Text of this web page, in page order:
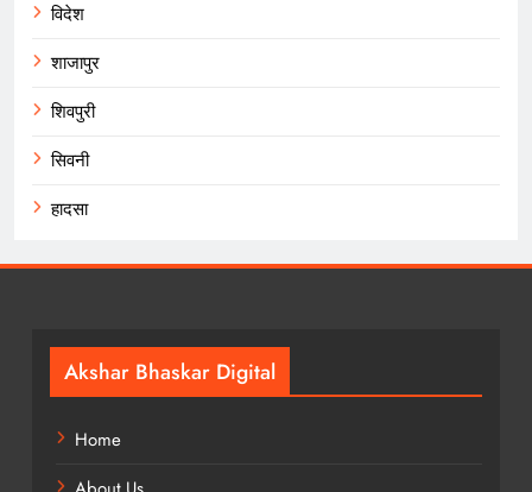
विदेश
शाजापुर
शिवपुरी
सिवनी
हादसा
Akshar Bhaskar Digital
Home